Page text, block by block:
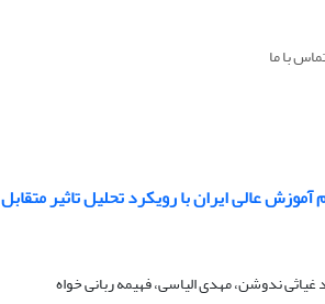
با ما
عالی ایران با رویکرد تحلیل تاثیر متقابل
ندوشن، مهدی الیاسی، فهیمه ربانی خواه